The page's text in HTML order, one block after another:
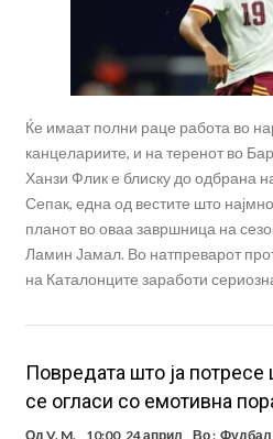
Ќе имаат полни раце работа во
канцелариите, и на теренот во
Ханзи Флик е блиску до одбрана
Сепак, една од вестите што
планот во оваа завршница на
Ламин Јамал. Во натпреварот
на Каталонците заработи
Повредата што ја
се огласи со емотивна
Од V. M. 10:00, 24 април Во : Фудбал